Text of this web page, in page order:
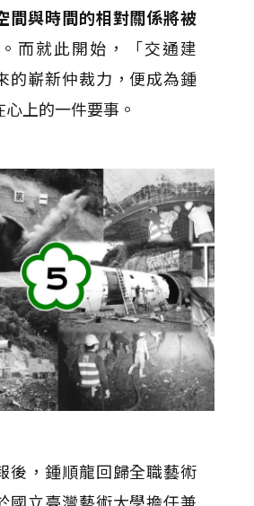
間與時間的相對關係將被
而就此開始，「交通建
的嶄新仲裁力，便成為鍾
上的一件要事。
後，鍾順龍回歸全職藝術